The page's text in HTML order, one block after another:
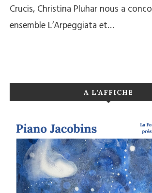
Crucis, Christina Pluhar nous a
ensemble L’Arpeggiata et…
A L’AFFICHE